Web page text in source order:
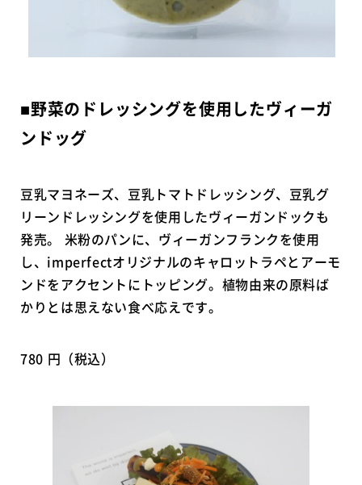
■野菜のドレッシングを使用したヴィーガ
ンドッグ
豆乳マヨネーズ、豆乳トマトドレッシング、豆乳グ
リーンドレッシングを使用したヴィーガンドックも
発売。 米粉のパンに、ヴィーガンフランクを使用
し、imperfectオリジナルのキャロットラペとアーモ
ンドをアクセントにトッピング。植物由来の原料ば
かりとは思えない食べ応えです。
780 円（税込）